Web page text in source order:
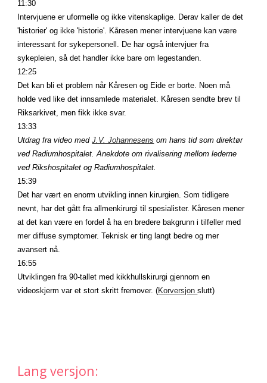
11:30
Intervjuene er uformelle og ikke vitenskaplige. Derav kaller de det
'historier' og ikke 'historie'. Kåresen mener intervjuene kan være
interessant for sykepersonell. De har også intervjuer fra
sykepleien, så det handler ikke bare om legestanden.
12:25
Det kan bli et problem når Kåresen og Eide er borte. Noen må
holde ved like det innsamlede materialet. Kåresen sendte brev til
Riksarkivet, men fikk ikke svar.
13:33
Utdrag fra video med J.V. Johannesens om hans tid som direktør
ved Radiumhospitalet. Anekdote om rivalisering mellom lederne
ved Rikshospitalet og Radiumhospitalet.
15:39
Det har vært en enorm utvikling innen kirurgien. Som tidligere
nevnt, har det gått fra allmenkirurgi til spesialister. Kåresen mener
at det kan være en fordel å ha en bredere bakgrunn i tilfeller med
mer diffuse symptomer. Teknisk er ting langt bedre og mer
avansert nå.
16:55
Utviklingen fra 90-tallet med kikkhullskirurgi gjennom en
videoskjerm var et stort skritt fremover. (Korversjon slutt)
Lang versjon: